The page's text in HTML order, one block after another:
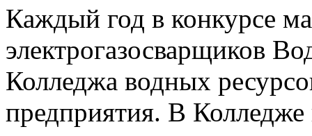
Каждый год в конкурсе
электрогазосварщиков
Колледжа водных
предприятия. В